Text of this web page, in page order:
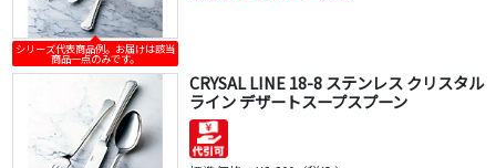
シリーズ代表商品例。お届けは該当
商品一点のみです。
CRYSAL LINE 18-8 ステンレス クリスタル
ライン デザートスープスプーン